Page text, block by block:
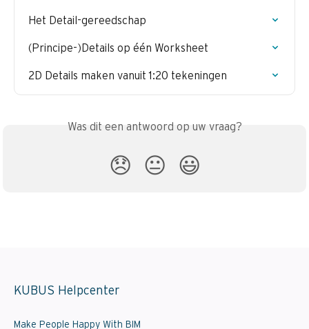
Het Detail-gereedschap
(Principe-)Details op één Worksheet
2D Details maken vanuit 1:20 tekeningen
Was dit een antwoord op uw vraag?
😞 😐 😃
KUBUS Helpcenter
Make People Happy With BIM